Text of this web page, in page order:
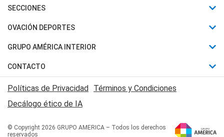
Últimas Noticias
Política
Judiciales
Economia
SECCIONES
Horóscopo
Motores
Trucos caseros
Series y Películas
Edictos y Solicitadas
OVACIÓN DEPORTES
Fútbol
Mundial
Automovilismo
Rugby
Básquet
GRUPO AMÉRICA INTERIOR
Canal 7 en Vivo
San Juan 8
CONTACTO
Acerca de Nosotros
Contactanos
Políticas de Privacidad Términos y Condiciones
Decálogo ético de IA
© Copyright 2026 GRUPO AMERICA – Todos los derechos
reservados